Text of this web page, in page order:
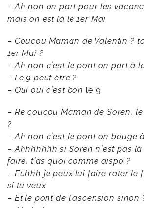
– Ah non on part pour les
mais on est là le 1er Mai
– Coucou Maman de Valentin ?
1er Mai ?
– Ah non c’est le pont on part à
– Le 9 peut être ?
– Oui oui c’est bon le 9
– Re coucou Maman de Soren,
?
– Ah non c’est le pont on bouge
–Ahhhhhhh si Soren n’est pas
faire, t’as quoi comme dispo ?
– Euhhh je peux lui faire rater le
si tu veux
– Et le pont de l’ascension sinon